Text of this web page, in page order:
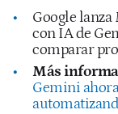
Google
con IA de
comparar
Más
Gemini